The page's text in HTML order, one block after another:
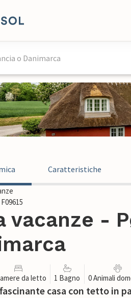
Caratteristiche
F09615
vacanze -
da letto 1 Bagno 0 Animali
casa con tetto in